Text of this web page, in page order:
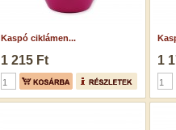
Kaspó ciklámen...
1 215 Ft 1